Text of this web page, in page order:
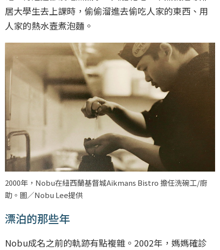
居大學生去上課時，偷偷溜進去偷吃人家的東西、用
人家的熱水壼煮泡麵。
2000年，Nobu在紐西蘭基督城Aikmans Bistro 擔任洗碗工/廚
助。圖／Nobu Lee提供
漂泊的那些年
Nobu成名之前的軌跡有點複雜。2002年，媽媽確診